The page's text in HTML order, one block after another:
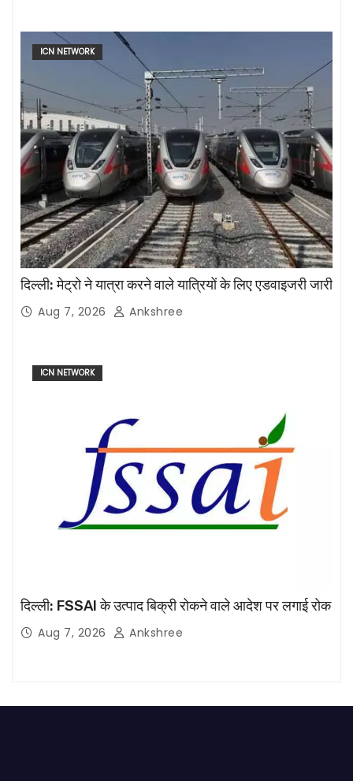
ICN NETWORK
दिल्ली: मेट्रो ने यात्रा करने वाले यात्रियों के लिए एडवाइजरी जारी
Aug 7, 2026 Ankshree
ICN NETWORK
दिल्ली: FSSAI के उत्पाद बिक्री रोकने वाले आदेश पर लगाई रोक
Aug 7, 2026 Ankshree